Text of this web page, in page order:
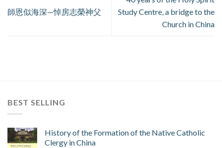
師恩似海深—悼房志榮神父
Study Centre, a bridge to the
Church in China
BEST SELLING
History of the Formation of the Native Catholic
Clergy in China